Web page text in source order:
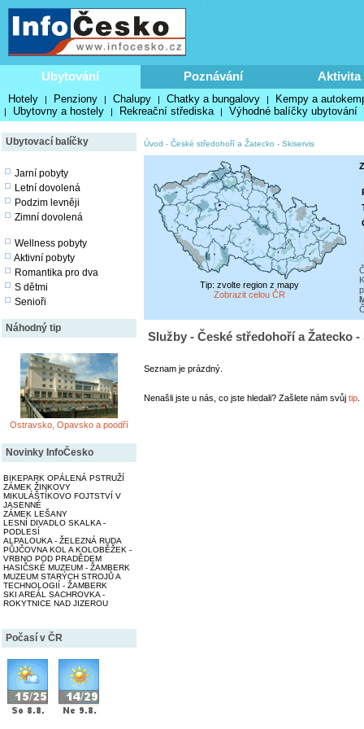
Ubytování Poznávání Aktivita
Hotely | Penziony | Chalupy | Chatky a bungalovy | Kempy a
| Ubytovny a hostely | Rekreační střediska | Výhodné balíčky ubytování
Ubytovací balíčky
Jarní pobyty
Letní dovolená
Podzim levněji
Zimní dovolená
Wellness pobyty
Aktivní pobyty
Romantika pro dva
S dětmi
Senioři
Náhodný tip
Ostravsko, Opavsko a poodří
Novinky InfoČesko
BIKEPARK OPÁLENÁ PSTRUŽÍ
ZÁMEK ŽINKOVY
MIKULÁŠTÍKOVO FOJTSTVÍ V
JASENNÉ
ZÁMEK LEŠANY
LESNÍ DIVADLO SKALKA -
PODLESÍ
ALPALOUKA - ŽELEZNÁ RUDA
PŮJČOVNA KOL A KOLOBĚŽEK -
VRBNO POD PRADĚDEM
HASIČSKÉ MUZEUM - ŽAMBERK
MUZEUM STARÝCH STROJŮ A
TECHNOLOGIÍ - ŽAMBERK
SKI AREÁL SACHROVKA -
ROKYTNICE NAD JIZEROU
Počasí v ČR
Úvod - České středohoří a Žatecko - Skiservis
Tip: zvolte region z mapy
Zobrazit celou ČR
Služby - České středohoří a Žatecko
Seznam je prázdný.
Nenašli jste u nás, co jste hledali? Zašlete nám svůj tip